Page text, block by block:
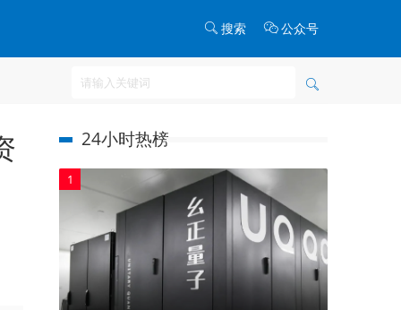
搜索 公众号
24小时热榜
1